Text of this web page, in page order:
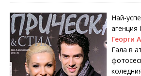
Най-
агенция
Георги
Гала в